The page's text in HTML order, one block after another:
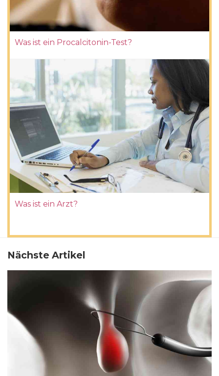
Was ist ein Procalcitonin-Test?
Was ist ein Arzt?
Nächste Artikel